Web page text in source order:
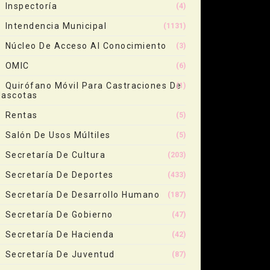
Inspectoría (4)
Intendencia Municipal (1131)
Núcleo De Acceso Al Conocimiento (3)
OMIC (6)
Quirófano Móvil Para Castraciones De(1)
Rentas (5)
Salón De Usos Múltiles (5)
Secretaría De Cultura (203)
Secretaría De Deportes (433)
Secretaría De Desarrollo Humano (187)
Secretaría De Gobierno (47)
Secretaría De Hacienda (42)
Secretaría De Juventud (87)